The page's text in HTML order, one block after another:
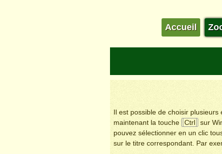
Accueil
Il est possible de choisir
maintenant la touche
Ctrl sur
pouvez sélectionner en un clic
sur le titre correspondant. Par